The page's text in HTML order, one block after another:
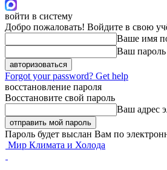
войти в систему
Добро пожаловать! Войдите в свою
Ваше имя
Ваш пароль
Forgot your password? Get help
восстановление пароля
Восстановите свой пароль
Ваш адрес
Пароль будет выслан Вам по
Мир Климата и Холода